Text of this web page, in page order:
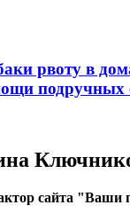
рвоту в
подручных
сайта "Ваши